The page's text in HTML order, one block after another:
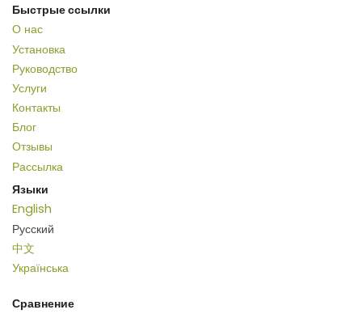
Быстрые ссылки
О нас
Установка
Руководство
Услуги
Контакты
Блог
Отзывы
Рассылка
Языки
English
Русский
中文
Українська
Сравнение